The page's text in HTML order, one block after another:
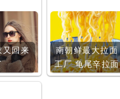
又回来
南朝鲜最大拉面
工厂 龟尾辛拉面